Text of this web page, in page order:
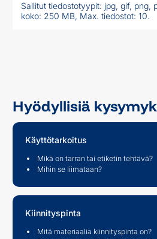
Sallitut tiedostotyypit: jpg, gif, png,
koko: 250 MB, Max. tiedostot: 10.
Hyödyllisiä
Käyttötarkoitus
Mikä on tarran tai etiketin tehtävä?
Mihin se liimataan?
Kiinnityspinta
Mitä materiaalia kiinnityspinta on?